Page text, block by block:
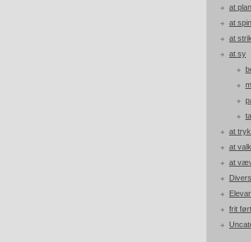
at
at
at
at sy
at
at
at
frit